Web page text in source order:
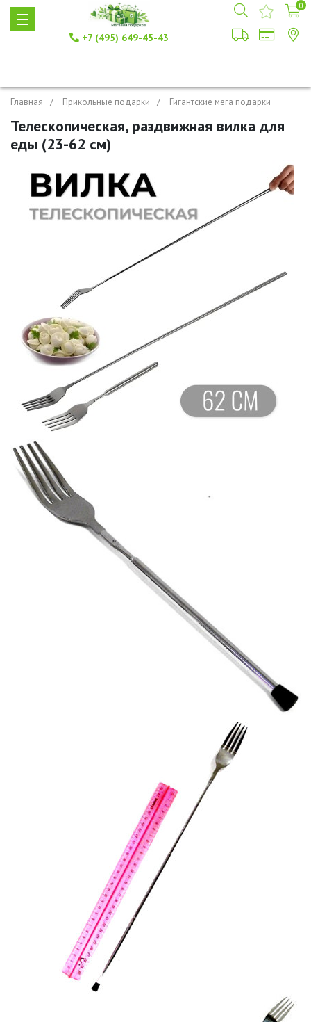
+7 (495) 649-45-43
0
Главная Прикольные подарки Гигантские мега подарки
Телескопическая, раздвижная вилка для
еды (23-62 см)